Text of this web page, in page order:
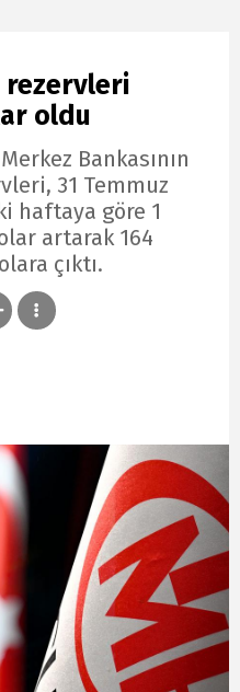
rezervleri
oldu
Bankasının
31 Temmuz
haftaya göre 1
artarak 164
çıktı.